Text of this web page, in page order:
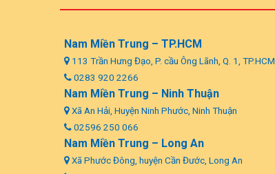
Nam Miền Trung – TP.HCM
113 Trần Hưng Đạo, P. cầu Ông Lãnh, Q. 1, TP.HCM
0283 920 2266
Nam Miền Trung – Ninh Thuận
Xã An Hải, Huyện Ninh Phước, Ninh Thuận
02596 250 066
Nam Miền Trung – Long An
Xã Phước Đông, huyện Cần Đước, Long An